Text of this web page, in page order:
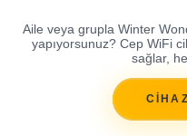
Aile veya grupla Winter
yapıyorsunuz? Cep WiFi
sağlar,